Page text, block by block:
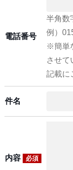
電話番号
半角数
例）
※簡単
させて
記載に
件名
内容 必須